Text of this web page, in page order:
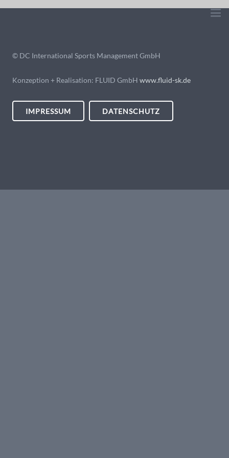
© DC International Sports Management GmbH
Konzeption + Realisation: FLUID GmbH www.fluid-sk.de
IMPRESSUM DATENSCHUTZ